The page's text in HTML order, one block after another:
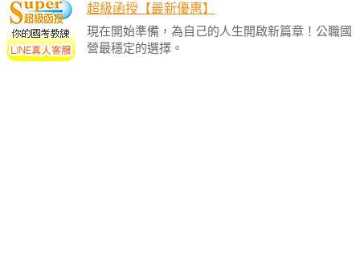
超級函授【最新優惠】
現在開始準備，為自己的人生開啟新篇章！公職國
營最穩定的選擇。